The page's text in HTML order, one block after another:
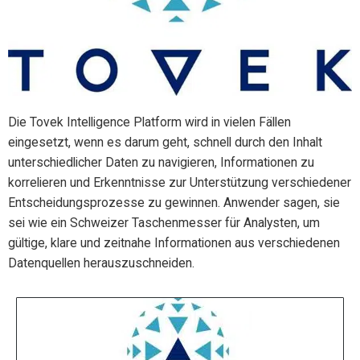
Die Tovek Intelligence Platform wird in vielen Fällen
eingesetzt, wenn es darum geht, schnell durch den Inhalt
unterschiedlicher Daten zu navigieren, Informationen zu
korrelieren und Erkenntnisse zur Unterstützung verschiedener
Entscheidungsprozesse zu gewinnen. Anwender sagen, sie
sei wie ein Schweizer Taschenmesser für Analysten, um
gültige, klare und zeitnahe Informationen aus verschiedenen
Datenquellen herauszuschneiden.